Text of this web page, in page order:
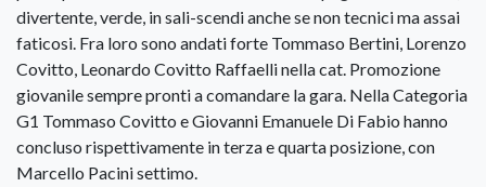
divertente, verde, in sali-scendi anche se non tecnici ma assai
faticosi. Fra loro sono andati forte Tommaso Bertini, Lorenzo
Covitto, Leonardo Covitto Raffaelli nella cat. Promozione
giovanile sempre pronti a comandare la gara. Nella Categoria
G1 Tommaso Covitto e Giovanni Emanuele Di Fabio hanno
concluso rispettivamente in terza e quarta posizione, con
Marcello Pacini settimo.